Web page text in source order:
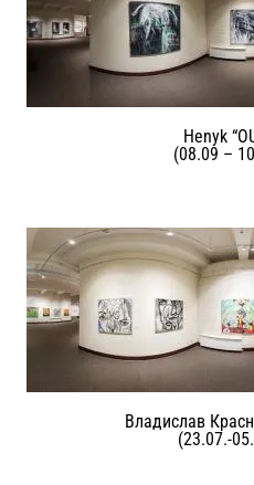
Henyk
(08.09 –
Владислав
(23.07.-